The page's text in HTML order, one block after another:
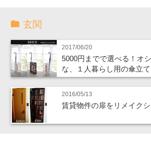
玄関
2017/06/20
5000円までで選べる！オ
な、１人暮らし用の傘立て
2016/05/13
賃貸物件の扉をリメイク